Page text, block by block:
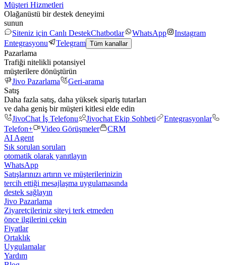
Müşteri Hizmetleri
Olağanüstü bir destek deneyimi
sunun
Siteniz için Canlı DestekChatbotlar WhatsApp
Instagram
Entegrasyonu
Telegram Tüm kanallar
Pazarlama
Trafiği nitelikli potansiyel
müşterilere dönüştürün
Jivo Pazarlama
Geri-arama
Satış
Daha fazla satış, daha yüksek sipariş tutarları
ve daha geniş bir müşteri kitlesi elde edin
JivoChat İş Telefonu
Jivochat Ekip Sohbeti
Entegrasyonlar
Telefon+
Video Görüşmeler
CRM
AI Agent
Sık sorulan soruları
otomatik olarak yanıtlayın
WhatsApp
Satışlarınızı artırın ve müşterilerinizin
tercih ettiği mesajlaşma uygulamasında
destek sağlayın
Jivo Pazarlama
Ziyaretçileriniz siteyi terk etmeden
önce ilgilerini çekin
Fiyatlar
Ortaklık
Uygulamalar
Yardım